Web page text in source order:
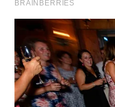
WN
NIAS
WN
LANGKAT
WN